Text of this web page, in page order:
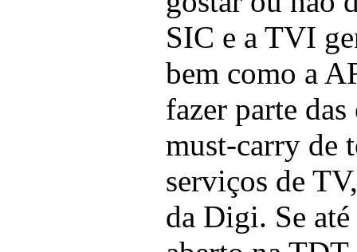
SIC e a TVI
bem como a
fazer parte
must-carry de
serviços de
da Digi. Se